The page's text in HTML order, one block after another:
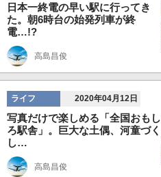
日本一終電の早い駅に行ってき
た。朝6時台の始発列車が終
電…!?
高島昌俊
ライフ 2020年04月12日
写真だけで楽しめる「全国おもし
ろ駅舎」。巨大な土偶、河童づく
し…
高島昌俊